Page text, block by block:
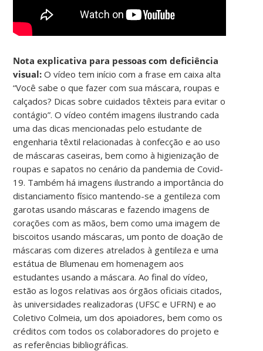
Nota explicativa para pessoas com deficiência
visual:O vídeo tem início com a frase em caixa alta
“Você sabe o que fazer com sua máscara, roupas e
calçados? Dicas sobre cuidados têxteis para evitar o
contágio”. O vídeo contém imagens ilustrando cada
uma das dicas mencionadas pelo estudante de
engenharia têxtil relacionadas à confecção e ao uso
de máscaras caseiras, bem como à higienização de
roupas e sapatos no cenário da pandemia de Covid-
19. Também há imagens ilustrando a importância do
distanciamento físico mantendo-se a gentileza com
garotas usando máscaras e fazendo imagens de
corações com as mãos, bem como uma imagem de
biscoitos usando máscaras, um ponto de doação de
máscaras com dizeres atrelados à gentileza e uma
estátua de Blumenau em homenagem aos
estudantes usando a máscara. Ao final do vídeo,
estão as logos relativas aos órgãos oficiais citados,
às universidades realizadoras (UFSC e UFRN) e ao
Coletivo Colmeia, um dos apoiadores, bem como os
créditos com todos os colaboradores do projeto e
as referências bibliográficas.